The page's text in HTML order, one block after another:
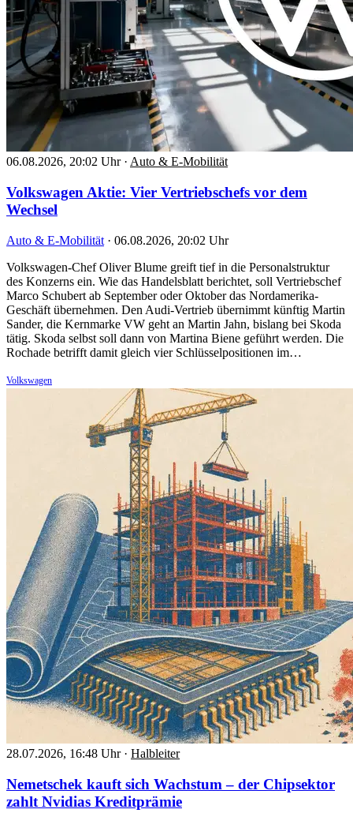
06.08.2026, 20:02 Uhr · Auto & E-Mobilität
Volkswagen Aktie: Vier Vertriebschefs vor dem
Wechsel
Auto & E-Mobilität · 06.08.2026, 20:02 Uhr
Volkswagen-Chef Oliver Blume greift tief in die Personalstruktur
des Konzerns ein. Wie das Handelsblatt berichtet, soll Vertriebschef
Marco Schubert ab September oder Oktober das Nordamerika-
Geschäft übernehmen. Den Audi-Vertrieb übernimmt künftig Martin
Sander, die Kernmarke VW geht an Martin Jahn, bislang bei Skoda
tätig. Skoda selbst soll dann von Martina Biene geführt werden. Die
Rochade betrifft damit gleich vier Schlüsselpositionen im…
Volkswagen
28.07.2026, 16:48 Uhr · Halbleiter
Nemetschek kauft sich Wachstum – der Chipsektor
zahlt Nvidias Kreditprämie